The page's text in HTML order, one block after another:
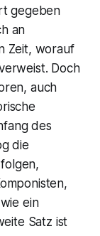
gegeben
an
Zeit, worauf
Doch
auch
des
die
ein
Satz ist